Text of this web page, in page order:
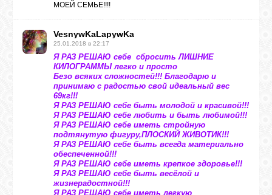
МОЕЙ СЕМЬЕ!!!!
VesnywKaLapywKa
25.01.2018 в 22:17
Я РАЗ РЕШАЮ себе сбросить ЛИШНИЕ
КИЛОГРАММЫ легко и просто
Безо всяких сложностей!!! Благодарю и
принимаю с радостью свой идеальный вес
69кг!!!
Я РАЗ РЕШАЮ себе быть молодой и красивой!!!
Я РАЗ РЕШАЮ себе любить и быть любимой!!!
Я РАЗ РЕШАЮ себе иметь стройную
подтянутую фигуру,ПЛОСКИЙ ЖИВОТИК!!!
Я РАЗ РЕШАЮ себе быть всегда материально
обеспеченной!!!
Я РАЗ РЕШАЮ себе иметь крепкое здоровье!!!
Я РАЗ РЕШАЮ себе быть весёлой и
жизнерадостной!!!
Я РАЗ РЕШАЮ себе иметь легкую